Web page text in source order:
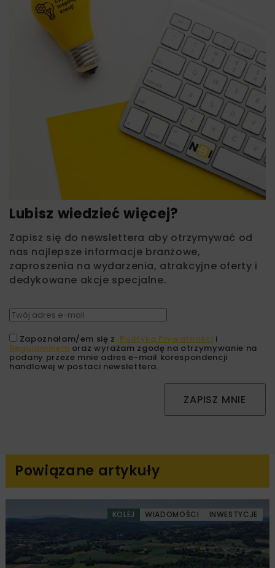
Lubisz wiedzieć więcej?
Zapisz się do newslettera aby otrzymywać od
nas najlepsze informacje branżowe,
zaproszenia na wydarzenia, atrakcyjne oferty i
dedykowane akcje specjalne.
Zapoznałam/em się z Polityką Prywatności i
Regulaminem oraz wyrażam zgodę na otrzymywanie na
podany przeze mnie adres e-mail korespondencji
handlowej w postaci newslettera.
ZAPISZ MNIE
Powiązane artykuły
KOLEJ WIADOMOŚCI INWESTYCJE